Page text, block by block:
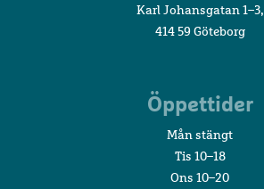
Karl Johansgatan 1–3,
414 59 Göteborg
Öppettider
Mån stängt
Tis 10–18
Ons 10–20